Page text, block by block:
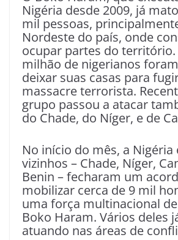
Nigéria desde 2009, já
mil pessoas,
Nordeste do país, onde
ocupar partes do território.
milhão de nigerianos
deixar suas casas para
massacre terrorista.
grupo passou a atacar
do Chade, do Níger, e de
No início do mês, a Nigéria
vizinhos – Chade, Níger,
Benin – fecharam um
mobilizar cerca de 9 mil
uma força multinacional
Boko Haram. Vários deles
atuando nas áreas de